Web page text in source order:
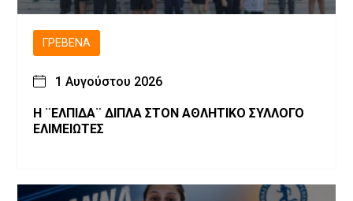
ΓΡΕΒΕΝΆ
1 Αυγούστου 2026
Η ¨ΕΛΠΙΔΑ¨ ΔΙΠΛΑ ΣΤΟΝ ΑΘΛΗΤΙΚΟ ΣΥΛΛΟΓΟ
ΕΛΙΜΕΙΩΤΕΣ